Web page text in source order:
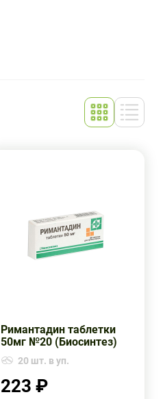
Римантадин таблетки
50мг №20 (Биосинтез)
20 шт. в уп.
223 ₽